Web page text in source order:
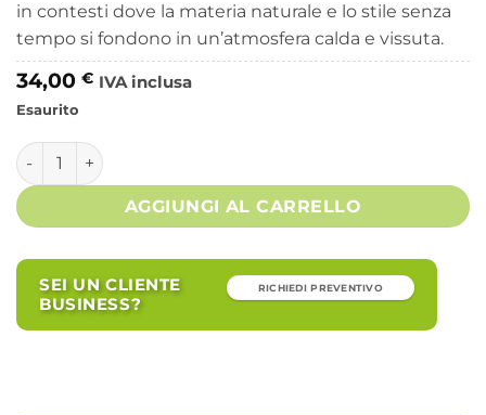
in contesti dove la materia naturale e lo stile senza
tempo si fondono in un’atmosfera calda e vissuta.
34,00 € IVA inclusa
Esaurito
Tappeto Rettangolare in Iuta Bianco Rustico da Interno -
AGGIUNGI AL CARRELLO
SEI UN CLIENTE
BUSINESS?
RICHIEDI PREVENTIVO